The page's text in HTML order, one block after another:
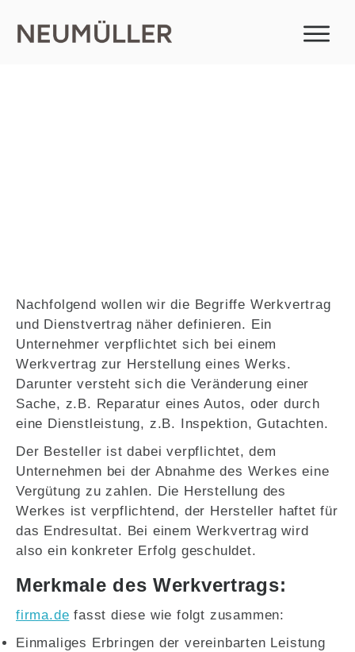
Nachfolgend wollen wir die Begriffe Werkvertrag
und Dienstvertrag näher definieren. Ein
Unternehmer verpflichtet sich bei einem
Werkvertrag zur Herstellung eines Werks.
Darunter versteht sich die Veränderung einer
Sache, z.B. Reparatur eines Autos, oder durch
eine Dienstleistung, z.B. Inspektion, Gutachten.
Der Besteller ist dabei verpflichtet, dem
Unternehmen bei der Abnahme des Werkes eine
Vergütung zu zahlen. Die Herstellung des
Werkes ist verpflichtend, der Hersteller haftet für
das Endresultat. Bei einem Werkvertrag wird
also ein konkreter Erfolg geschuldet.
Merkmale des Werkvertrags:
firma.de fasst diese wie folgt zusammen:
Einmaliges Erbringen der vereinbarten Leistung